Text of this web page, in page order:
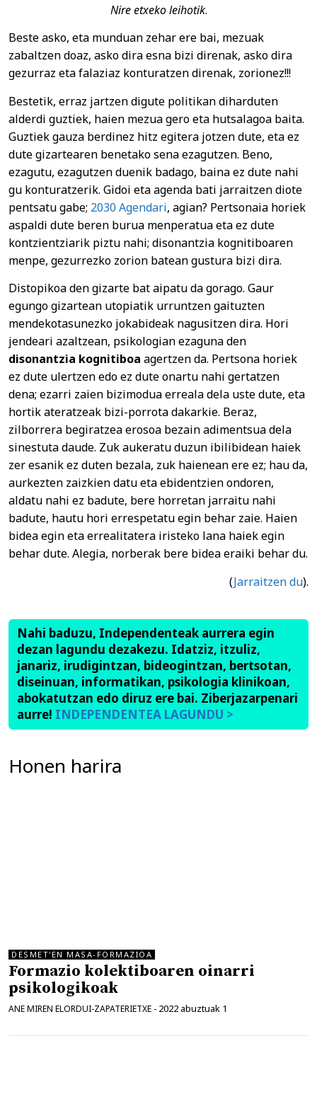
Nire etxeko leihotik.
Beste asko, eta munduan zehar ere bai, mezuak
zabaltzen doaz, asko dira esna bizi direnak, asko dira
gezurraz eta falaziaz konturatzen direnak, zorionez!!!
Bestetik, erraz jartzen digute politikan diharduten
alderdi guztiek, haien mezua gero eta hutsalagoa baita.
Guztiek gauza berdinez hitz egitera jotzen dute, eta ez
dute gizartearen benetako sena ezagutzen. Beno,
ezagutu, ezagutzen duenik badago, baina ez dute nahi
gu konturatzerik. Gidoi eta agenda bati jarraitzen diote
pentsatu gabe; 2030 Agendari, agian? Pertsonaia horiek
aspaldi dute beren burua menperatua eta ez dute
kontzientziarik piztu nahi; disonantzia kognitiboaren
menpe, gezurrezko zorion batean gustura bizi dira.
Distopikoa den gizarte bat aipatu da gorago. Gaur
egungo gizartean utopiatik urruntzen gaituzten
mendekotasunezko jokabideak nagusitzen dira. Hori
jendeari azaltzean, psikologian ezaguna den
disonantzia kognitiboa agertzen da. Pertsona horiek
ez dute ulertzen edo ez dute onartu nahi gertatzen
dena; ezarri zaien bizimodua erreala dela uste dute, eta
hortik ateratzeak bizi-porrota dakarkie. Beraz,
zilborrera begiratzea erosoa bezain adimentsua dela
sinestuta daude. Zuk aukeratu duzun ibilibidean haiek
zer esanik ez duten bezala, zuk haienean ere ez; hau da,
aurkezten zaizkien datu eta ebidentzien ondoren,
aldatu nahi ez badute, bere horretan jarraitu nahi
badute, hautu hori errespetatu egin behar zaie. Haien
bidea egin eta errealitatera iristeko lana haiek egin
behar dute. Alegia, norberak bere bidea eraiki behar du.
(Jarraitzen du).
Nahi baduzu, Independenteak aurrera egin
dezan lagundu dezakezu. Idatziz, itzuliz,
janariz, irudigintzan, bideogintzan, bertsotan,
diseinuan, informatikan, psikologia klinikoan,
abokatutzan edo diruz ere bai. Ziberjazarpenari
aurre! INDEPENDENTEA LAGUNDU >
Honen harira
DESMET'EN MASA-FORMAZIOA
Formazio kolektiboaren oinarri
psikologikoak
ANE MIREN ELORDUI-ZAPATERIETXE - 2022 abuztuak 1